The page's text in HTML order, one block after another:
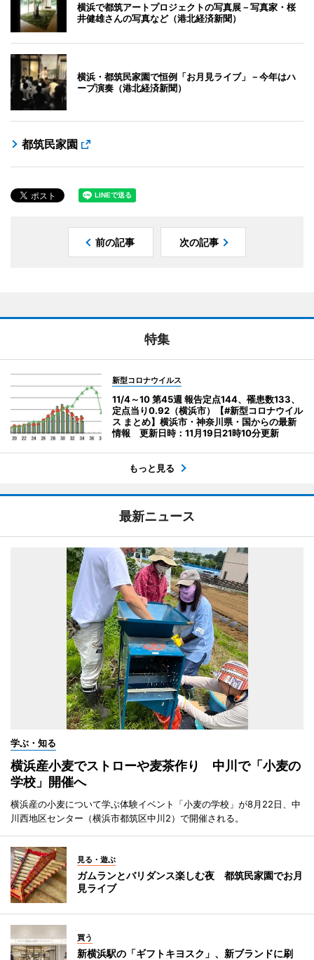
横浜で都筑アートプロジェクトの写真展－写真家・桜
井健雄さんの写真など（港北経済新聞）
横浜・都筑民家園で恒例「お月見ライブ」－今年はハ
ープ演奏（港北経済新聞）
都筑民家園
前の記事 次の記事
特集
新型コロナウイルス
11/4～10 第45週 報告定点144、罹患数133、
定点当り0.92（横浜市）【#新型コロナウイル
ス まとめ】横浜市・神奈川県・国からの最新
情報 更新日時：11月19日21時10分更新
もっと見る
最新ニュース
学ぶ・知る
横浜産小麦でストローや麦茶作り 中川で「小麦の
学校」開催へ
横浜産の小麦について学ぶ体験イベント「小麦の学校」が8月22日、中
川西地区センター（横浜市都筑区中川2）で開催される。
見る・遊ぶ
ガムランとバリダンス楽しむ夜 都筑民家園でお月
見ライブ
買う
新横浜駅の「ギフトキヨスク」、新ブランドに刷